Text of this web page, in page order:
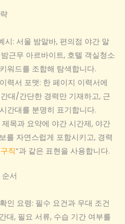
시: 서울 밤알바, 편의점 야간 알
근무 아르바이트, 호텔 객실청소
워드를 조합해 탐색합니다.
력서 포맷: 한 페이지 이력서에
대/간단한 경력만 기재하고, 근
간대를 분명히 표기합니다.
제목과 요약에 야간 시간제, 야간
를 자연스럽게 포함시키고, 경력
직”과 같은 표현을 사용합니다.
서
인 요령: 필수 요건과 우대 조건
대, 필요 서류, 수습 기간 여부를